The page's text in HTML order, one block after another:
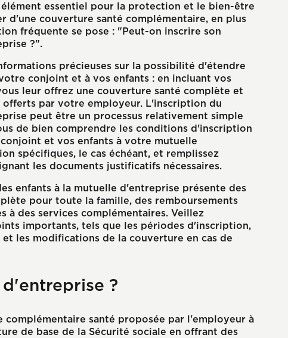
élément essentiel pour la protection et le bien-être
d'une couverture santé complémentaire, en plus
fréquente se pose : "Peut-on inscrire son
?".
précieuses sur la possibilité d'étendre
conjoint et à vos enfants : en incluant vos
leur offrez une couverture santé complète et
par votre employeur. L'inscription du
peut être un processus relativement simple
de bien comprendre les conditions d'inscription
et vos enfants à votre mutuelle
spécifiques, le cas échéant, et remplissez
les documents justificatifs nécessaires.
enfants à la mutuelle d'entreprise présente des
pour toute la famille, des remboursements
à des services complémentaires. Veillez
importants, tels que les périodes d'inscription,
les modifications de la couverture en cas de
d'entreprise ?
complémentaire santé proposée par l'employeur à
de base de la Sécurité sociale en offrant des